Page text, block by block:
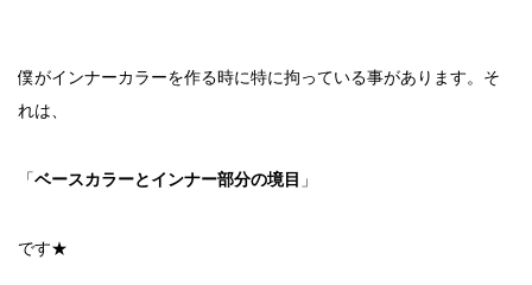
僕がインナーカラーを作る時に特に拘っている事があります。そ
れは、
「ベースカラーとインナー部分の境目 」
です★